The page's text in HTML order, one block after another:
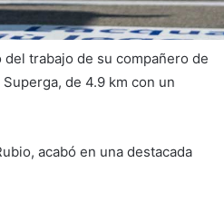
del trabajo de su compañero de
de 4.9 km con un
acabó en una destacada